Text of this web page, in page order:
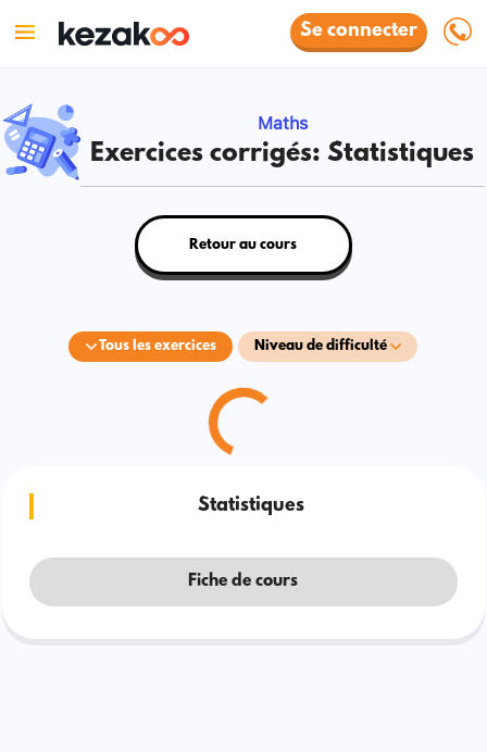
Se connecter
Maths
Exercices corrigés: Statistiques
Tous les exercices Niveau de difficulté
Retour au cours
Statistiques
Fiche de cours